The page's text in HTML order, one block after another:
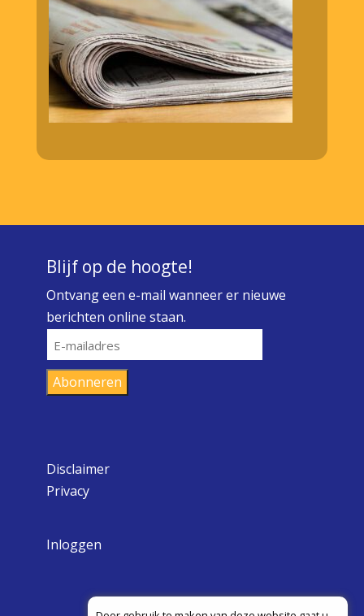
Blijf op de hoogte!
Ontvang een e-mail wanneer er nieuwe
berichten online staan.
E-
mailadres
Abonneren
Disclaimer
Privacy
Inloggen